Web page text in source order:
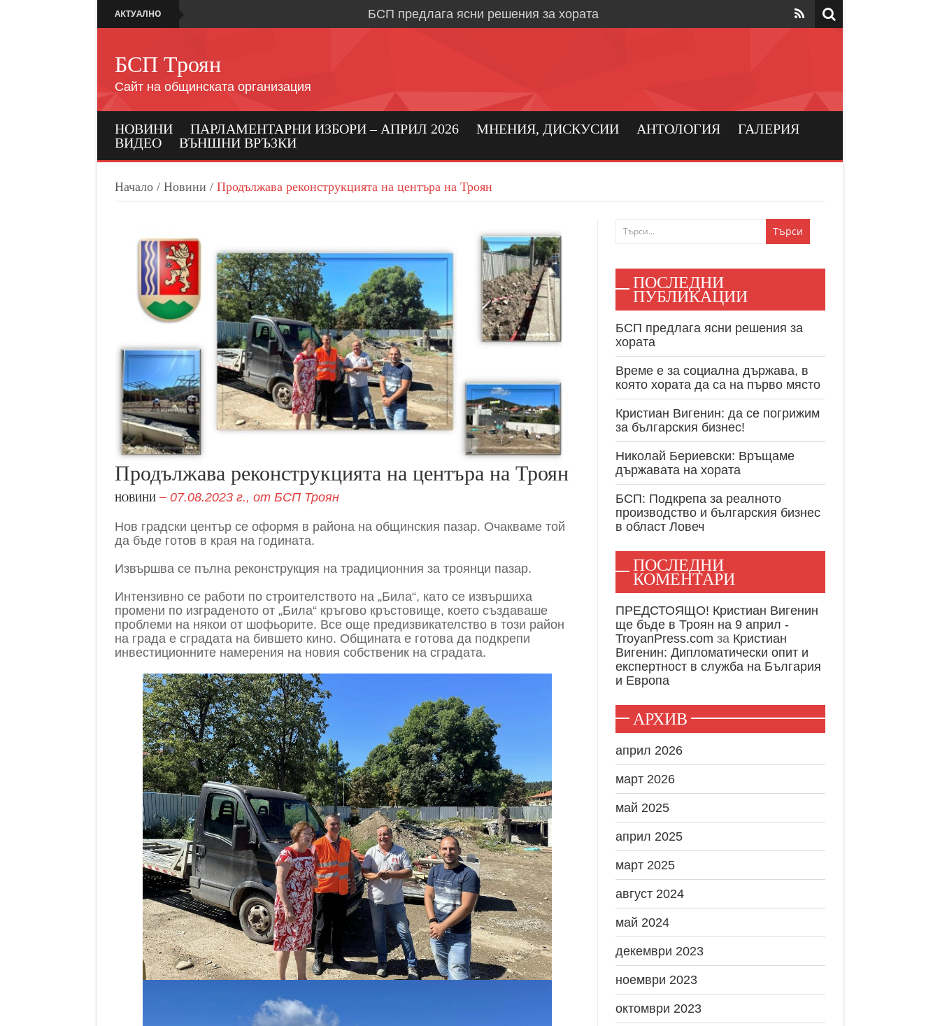
АКТУАЛНО
БСП предлага ясни решения за хората
Николай Бериевски: Връщаме държавата на хората
Кристиан Вигенин за мира и войната
Александрово и Лешница: хората най-добре знаят
своите нужди
В Градежница: среща с три поколения леви хора
Кристиан Вигенин: Дипломатически опит и експертност в
служба на България и Европа
БСП Троян
Сайт на общинската организация
НОВИНИ ПАРЛАМЕНТАРНИ ИЗБОРИ – АПРИЛ 2026 МНЕНИЯ, ДИСКУСИИ АНТОЛОГИЯ
ГАЛЕРИЯ
ВИДЕО
ВЪНШНИ ВРЪЗКИ
Начало / Новини / Продължава реконструкцията на центъра на Троян
Продължава реконструкцията на центъра на Троян
НОВИНИ 07.08.2023 г., от БСП Троян
Нов градски център се оформя в района на общинския пазар. Очакваме той
да бъде готов в края на годината.
Извършва се пълна реконструкция на традиционния за троянци пазар.
Интензивно се работи по строителството на „Била“, като се извършиха
промени по изграденото от „Била“ кръгово кръстовище, което създаваше
проблеми на някои от шофьорите. Все още предизвикателство в този район
на града е сградата на бившето кино. Общината е готова да подкрепи
инвестиционните намерения на новия собственик на сградата.
ПОСЛЕДНИ
ПУБЛИКАЦИИ
БСП предлага ясни решения за
хората
Време е за социална държава, в
която хората да са на първо място
Кристиан Вигенин: да се погрижим
за българския бизнес!
Николай Бериевски: Връщаме
държавата на хората
БСП: Подкрепа за реалното
производство и българския бизнес
в област Ловеч
ПОСЛЕДНИ
КОМЕНТАРИ
ПРЕДСТОЯЩО! Кристиан Вигенин
ще бъде в Троян на 9 април -
TroyanPress.com за Кристиан
Вигенин: Дипломатически опит и
експертност в служба на България
и Европа
АРХИВ
април 2026
март 2026
май 2025
април 2025
март 2025
август 2024
май 2024
декември 2023
ноември 2023
октомври 2023